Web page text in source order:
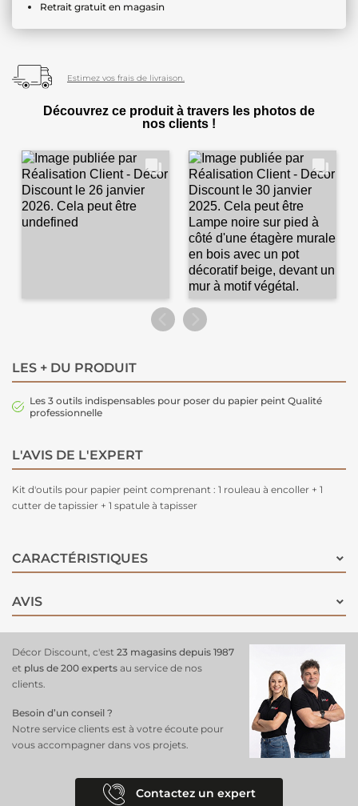
Retrait gratuit en magasin
Estimez vos frais de livraison.
Découvrez ce produit à travers les photos de
nos clients !
LES + DU PRODUIT
Les 3 outils indispensables pour poser du papier peint Qualité
professionnelle
L'AVIS DE L'EXPERT
Kit d'outils pour papier peint comprenant : 1 rouleau à encoller + 1
cutter de tapissier + 1 spatule à tapisser
CARACTÉRISTIQUES
AVIS
Décor Discount, c'est 23 magasins depuis 1987
et plus de 200 experts au service de nos
clients.
Besoin d’un conseil ?
Notre service clients est à votre écoute pour
vous accompagner dans vos projets.
Contactez un expert